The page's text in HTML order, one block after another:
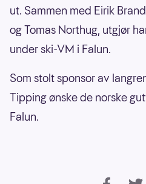
ut. Sammen med Eirik
og Tomas Northug, utgjør
under ski-VM i Falun.
Som stolt sponsor av
Tipping ønske de norske
Falun.